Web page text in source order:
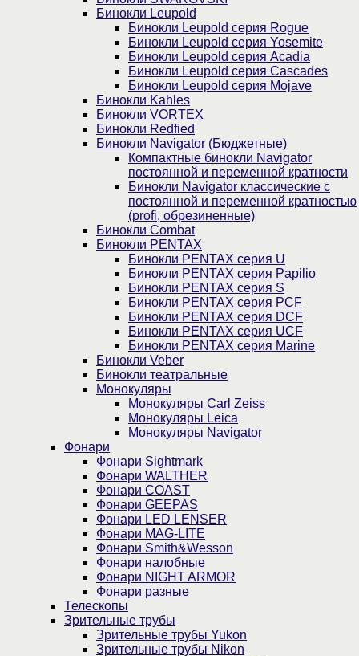
Бинокли Leupold
Бинокли Leupold серия Rogue
Бинокли Leupold серия Yosemite
Бинокли Leupold серия Acadia
Бинокли Leupold серия Cascades
Бинокли Leupold серия Mojave
Бинокли Kahles
Бинокли VORTEX
Бинокли Redfied
Бинокли Navigator (Бюджетные)
Компактные бинокли Navigator
постоянной и переменной кратности
Бинокли Navigator классические с
постоянной и переменной кратностью
(profi, обрезиненные)
Бинокли Combat
Бинокли PENTAX
Бинокли PENTAX серия U
Бинокли PENTAX серия Papilio
Бинокли PENTAX серия S
Бинокли PENTAX серия PCF
Бинокли PENTAX серия DCF
Бинокли PENTAX серия UCF
Бинокли PENTAX серия Marine
Бинокли Veber
Бинокли театральные
Монокуляры
Монокуляры Carl Zeiss
Монокуляры Leica
Монокуляры Navigator
Фонари
Фонари Sightmark
Фонари WALTHER
Фонари COAST
Фонари GEEPAS
Фонари LED LENSER
Фонари MAG-LITE
Фонари Smith&Wesson
Фонари налобные
Фонари NIGHT ARMOR
Фонари разные
Телескопы
Зрительные трубы
Зрительные трубы Yukon
Зрительные трубы Nikon